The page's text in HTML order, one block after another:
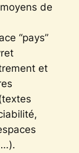
de
“pays”
et